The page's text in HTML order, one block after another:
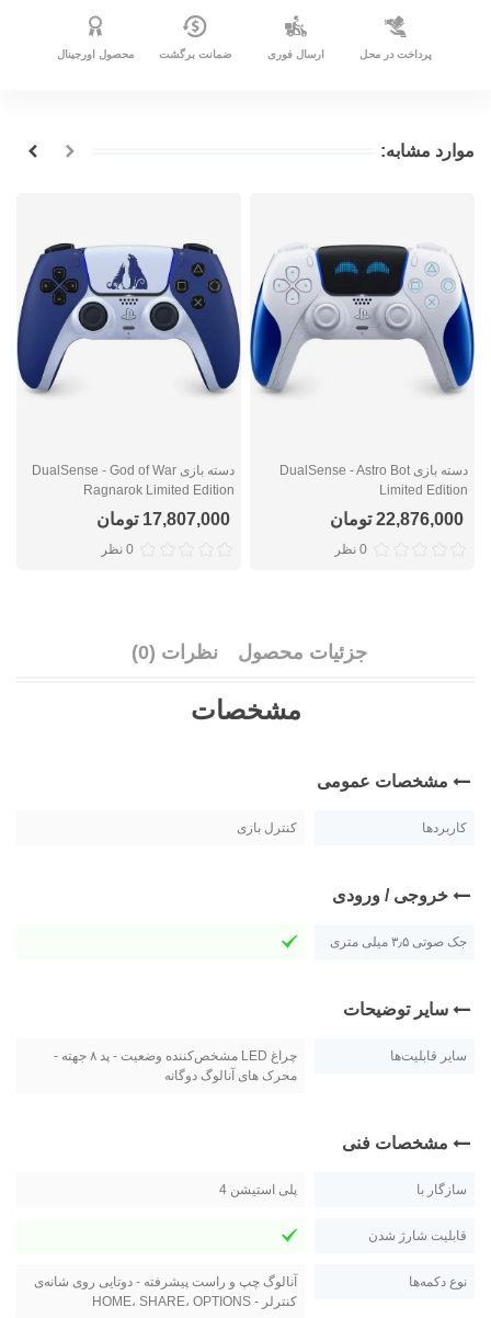
پرداخت در محل ارسال فوری ضمانت برگشت محصول اورجینال
موارد مشابه:
دسته بازی DualSense - Astro Bot
Limited Edition
22,876,000 تومان
0 نظر
دسته بازی DualSense - God of War
Ragnarok Limited Edition
17,807,000 تومان
0 نظر
جزئیات محصول نظرات (0)
مشخصات
مشخصات عمومی
کاربردها کنترل بازی
خروجی / ورودی
جک صوتی ۳٫۵ میلی متری
سایر توضیحات
سایر قابلیت‌ها
چراغ LED مشخص‌کننده وضعیت - پد ۸ جهته -
محرک های آنالوگ دوگانه
مشخصات فنی
سازگار با پلی استیشن 4
قابلیت شارژ شدن
نوع دکمه‌ها
آنالوگ چپ و راست پیشرفته - دوتایی روی شانه‌ی
کنترلر - HOME، SHARE، OPTIONS